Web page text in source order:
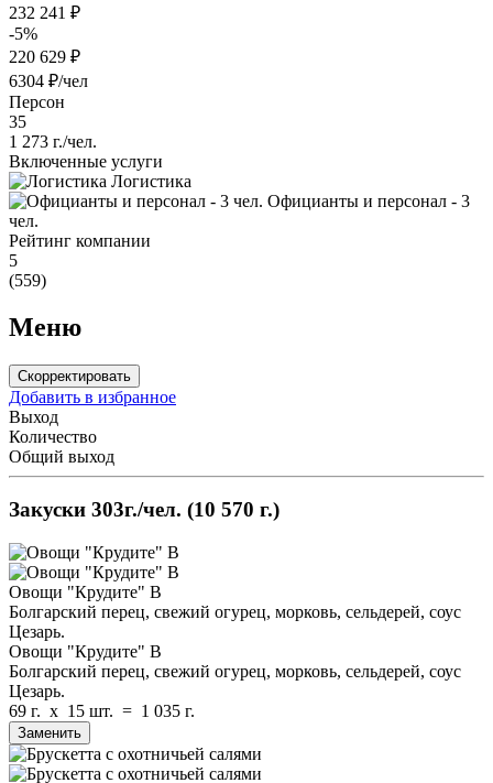
232 241 ₽
-5%
220 629 ₽
6304 ₽/чел
Персон
35
1 273 г./чел.
Включенные услуги
Логистика
Официанты и персонал - 3
чел.
Рейтинг компании
5
(559)
Меню
Скорректировать
Добавить в избранное
Выход
Количество
Общий выход
Закуски 303г./чел. (10 570 г.)
Овощи "Крудите" В
Болгарский перец, свежий огурец, морковь, сельдерей, соус
Цезарь.
Овощи "Крудите" В
Болгарский перец, свежий огурец, морковь, сельдерей, соус
Цезарь.
69 г. x 15 шт. = 1 035 г.
Заменить